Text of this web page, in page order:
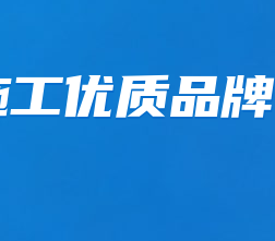
优质品牌